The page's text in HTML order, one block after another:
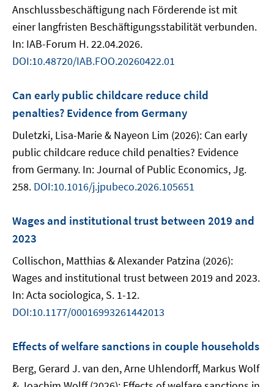
Anschlussbeschäftigung nach Förderende ist mit
einer langfristen Beschäftigungsstabilität verbunden.
In: IAB-Forum H. 22.04.2026.
DOI:10.48720/IAB.FOO.20260422.01
Can early public childcare reduce child
penalties? Evidence from Germany
Duletzki, Lisa-Marie & Nayeon Lim (2026): Can early
public childcare reduce child penalties? Evidence
from Germany. In: Journal of Public Economics, Jg.
258. DOI:10.1016/j.jpubeco.2026.105651
Wages and institutional trust between 2019 and
2023
Collischon, Matthias & Alexander Patzina (2026):
Wages and institutional trust between 2019 and 2023.
In: Acta sociologica, S. 1-12.
DOI:10.1177/00016993261442013
Effects of welfare sanctions in couple households
Berg, Gerard J. van den, Arne Uhlendorff, Markus Wolf